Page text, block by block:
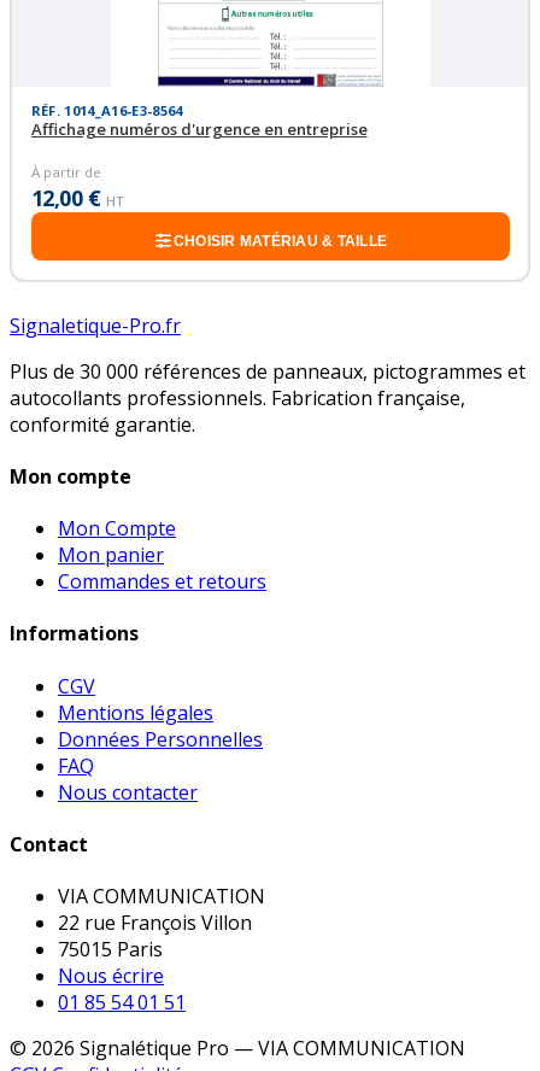
RÉF. 1014_A16-E3-8564
Affichage numéros d'urgence en entreprise
À partir de
12,00 € HT
CHOISIR MATÉRIAU & TAILLE
Signaletique-Pro.fr
Plus de 30 000 références de panneaux, pictogrammes et
autocollants professionnels. Fabrication française,
conformité garantie.
Mon compte
Mon Compte
Mon panier
Commandes et retours
Informations
CGV
Mentions légales
Données Personnelles
FAQ
Nous contacter
Contact
VIA COMMUNICATION
22 rue François Villon
75015 Paris
Nous écrire
01 85 54 01 51
© 2026 Signalétique Pro — VIA COMMUNICATION